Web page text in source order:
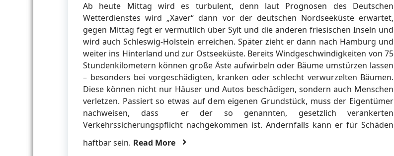
Ab heute Mittag wird es turbulent, denn laut Prognosen des Deutschen
Wetterdienstes wird „Xaver“ dann vor der deutschen Nordseeküste erwartet,
gegen Mittag fegt er vermutlich über Sylt und die anderen friesischen Inseln und
wird auch Schleswig-Holstein erreichen. Später zieht er dann nach Hamburg und
weiter ins Hinterland und zur Ostseeküste. Bereits Windgeschwindigkeiten von 75
Stundenkilometern können große Äste aufwirbeln oder Bäume umstürzen lassen
– besonders bei vorgeschädigten, kranken oder schlecht verwurzelten Bäumen.
Diese können nicht nur Häuser und Autos beschädigen, sondern auch Menschen
verletzen. Passiert so etwas auf dem eigenen Grundstück, muss der Eigentümer
nachweisen, dass er der so genannten, gesetzlich verankerten
Verkehrssicherungspflicht nachgekommen ist. Andernfalls kann er für Schäden
haftbar sein. Read More